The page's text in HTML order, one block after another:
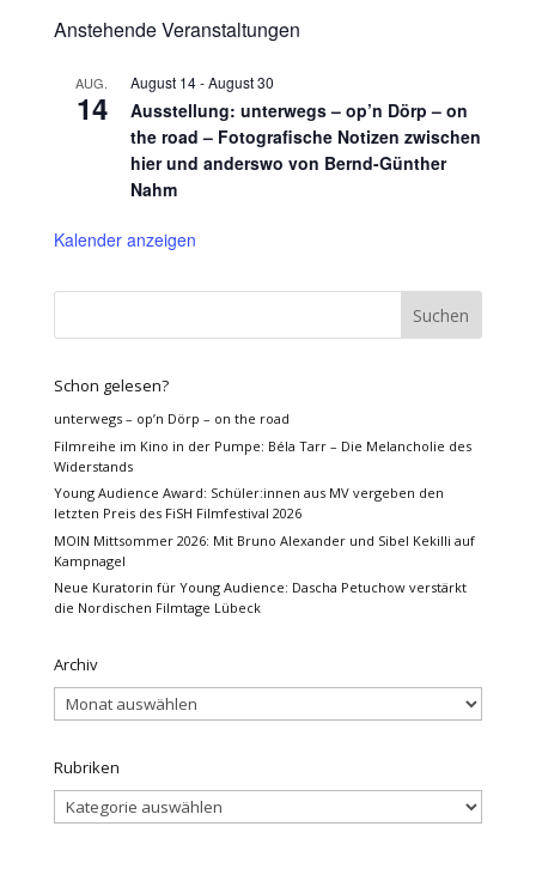
Anstehende Veranstaltungen
AUG.
14
August 14-August 30
Ausstellung: unterwegs – op’n Dörp – on
the road – Fotografische Notizen zwischen
hier und anderswo von Bernd-Günther
Nahm
Kalender anzeigen
Schon gelesen?
unterwegs – op’n Dörp – on the road
Filmreihe im Kino in der Pumpe: Béla Tarr – Die Melancholie des
Widerstands
Young Audience Award: Schüler:innen aus MV vergeben den
letzten Preis des FiSH Filmfestival 2026
MOIN Mittsommer 2026: Mit Bruno Alexander und Sibel Kekilli auf
Kampnagel
Neue Kuratorin für Young Audience: Dascha Petuchow verstärkt
die Nordischen Filmtage Lübeck
Archiv
Archiv
Rubriken
Rubriken